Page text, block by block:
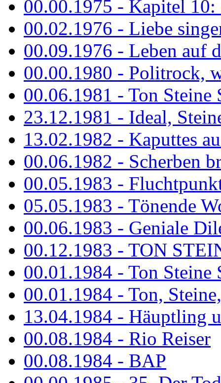
00.00.1975 - Kapitel
00.02.1976 - Liebe
00.09.1976 - Leben auf
00.00.1980 - Politrock,
00.06.1981 - Ton Steine
23.12.1981 - Ideal,
13.02.1982 - Kaputtes
00.06.1982 - Scherben
00.05.1983 -
05.05.1983 - Tönende
00.06.1983 - Geniale
00.12.1983 - TON
00.01.1984 - Ton Steine
00.01.1984 - Ton,
13.04.1984 - Häuptling
00.08.1984 - Rio Reiser
00.08.1984 - BAP